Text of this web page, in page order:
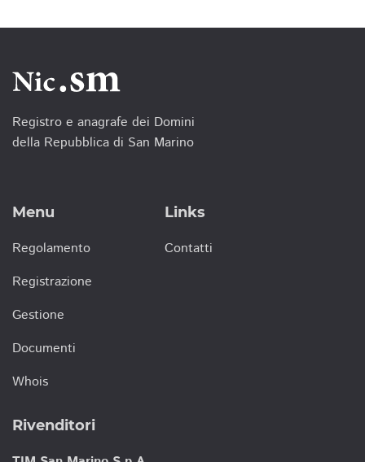
Registro e anagrafe dei Domini
della Repubblica di San Marino
Menu
Regolamento
Registrazione
Gestione
Documenti
Whois
Links
Contatti
Rivenditori